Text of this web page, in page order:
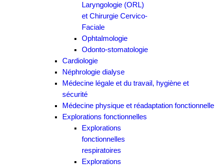
Laryngologie (ORL)
et Chirurgie Cervico-
Faciale
Ophtalmologie
Odonto-stomatologie
Cardiologie
Néphrologie dialyse
Médecine légale et du travail, hygiène et
sécurité
Médecine physique et réadaptation fonctionnelle
Explorations fonctionnelles
Explorations
fonctionnelles
respiratoires
Explorations